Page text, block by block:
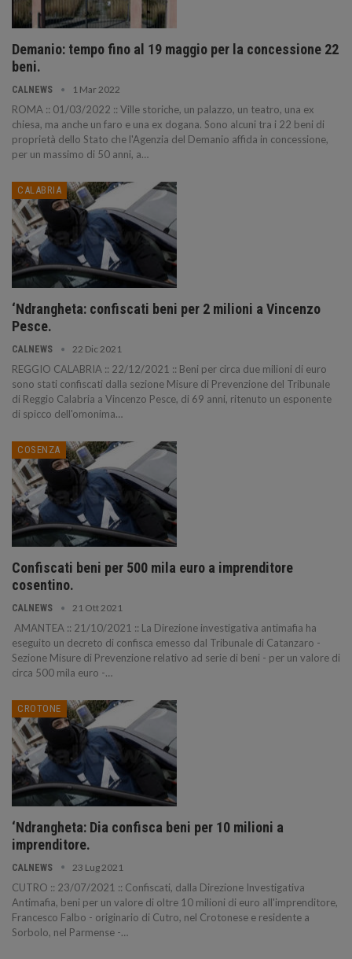
Demanio: tempo fino al 19 maggio per la concessione 22
beni.
CALNEWS 1 Mar 2022
ROMA :: 01/03/2022 :: Ville storiche, un palazzo, un teatro, una ex
chiesa, ma anche un faro e una ex dogana. Sono alcuni tra i 22 beni di
proprietà dello Stato che l'Agenzia del Demanio affida in concessione,
per un massimo di 50 anni, a…
CALABRIA
‘Ndrangheta: confiscati beni per 2 milioni a Vincenzo
Pesce.
CALNEWS 22 Dic 2021
REGGIO CALABRIA :: 22/12/2021 :: Beni per circa due milioni di euro
sono stati confiscati dalla sezione Misure di Prevenzione del Tribunale
di Reggio Calabria a Vincenzo Pesce, di 69 anni, ritenuto un esponente
di spicco dell'omonima…
COSENZA
Confiscati beni per 500 mila euro a imprenditore
cosentino.
CALNEWS 21 Ott 2021
AMANTEA :: 21/10/2021 :: La Direzione investigativa antimafia ha
eseguito un decreto di confisca emesso dal Tribunale di Catanzaro -
Sezione Misure di Prevenzione relativo ad serie di beni - per un valore di
circa 500 mila euro -…
CROTONE
‘Ndrangheta: Dia confisca beni per 10 milioni a
imprenditore.
CALNEWS 23 Lug 2021
CUTRO :: 23/07/2021 :: Confiscati, dalla Direzione Investigativa
Antimafia, beni per un valore di oltre 10 milioni di euro all'imprenditore,
Francesco Falbo - originario di Cutro, nel Crotonese e residente a
Sorbolo, nel Parmense -…